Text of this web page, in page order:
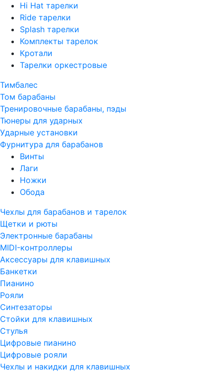
Hi Hat тарелки
Ride тарелки
Splash тарелки
Комплекты тарелок
Кротали
Тарелки оркестровые
Тимбалес
Том барабаны
Тренировочные барабаны, пэды
Тюнеры для ударных
Ударные установки
Фурнитура для барабанов
Винты
Лаги
Ножки
Обода
Чехлы для барабанов и тарелок
Щетки и рюты
Электронные барабаны
MIDI-контроллеры
Аксессуары для клавишных
Банкетки
Пианино
Рояли
Синтезаторы
Стойки для клавишных
Стулья
Цифровые пианино
Цифровые рояли
Чехлы и накидки для клавишных